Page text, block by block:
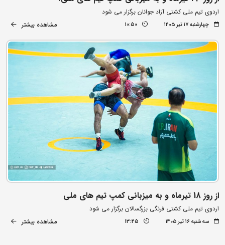
اردوی تیم ملی کشتی آزاد جوانان برگزار می شود
چهارشنبه ۱۷ تیر ۱۴۰۵ 10:50 مشاهده بیشتر
از روز 18 تیرماه و به میزبانی کمپ تیم های ملی
اردوی تیم ملی کشتی فرنگی بزرگسالان برگزار می شود
سه شنبه ۱۶ تیر ۱۴۰۵ 13:45 مشاهده بیشتر